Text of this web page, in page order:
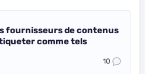
fournisseurs de contenus
comme tels
10